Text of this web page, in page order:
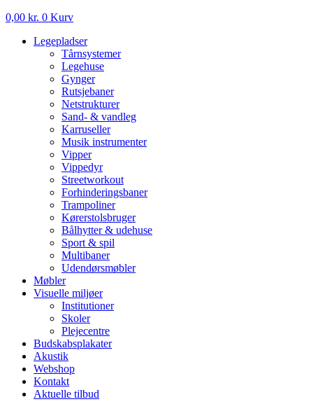
0,00 kr. 0 Kurv
Legepladser
Tårnsystemer
Legehuse
Gynger
Rutsjebaner
Netstrukturer
Sand- & vandleg
Karruseller
Musik instrumenter
Vipper
Vippedyr
Streetworkout
Forhinderingsbaner
Trampoliner
Kørerstolsbruger
Bålhytter & udehuse
Sport & spil
Multibaner
Udendørsmøbler
Møbler
Visuelle miljøer
Institutioner
Skoler
Plejecentre
Budskabsplakater
Akustik
Webshop
Kontakt
Aktuelle tilbud